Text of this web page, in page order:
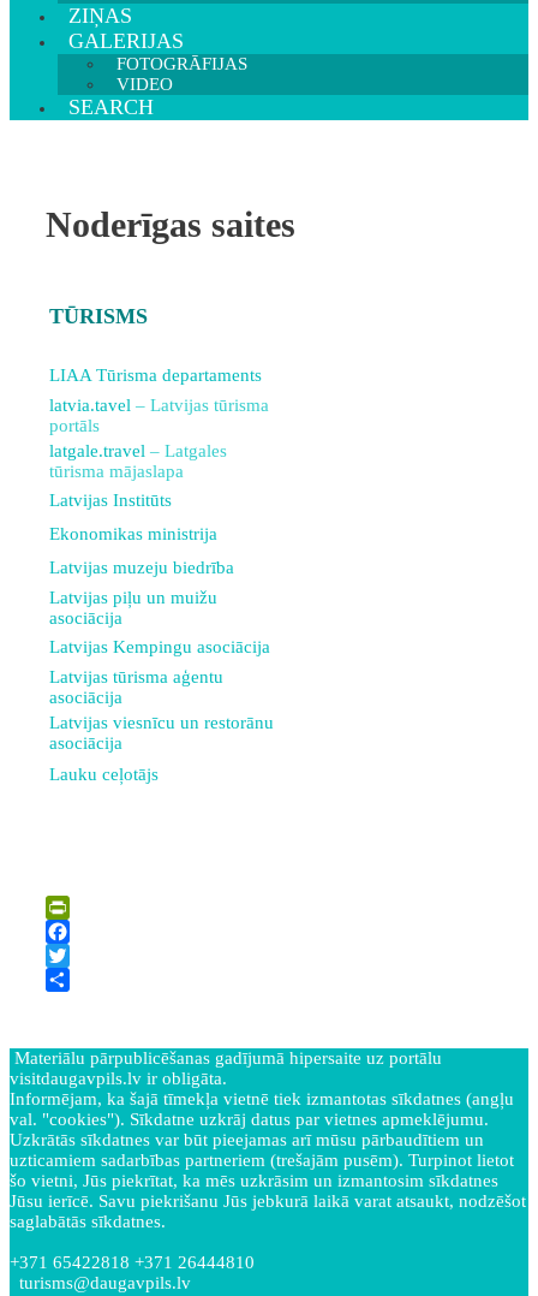
ZIŅAS
GALERIJAS
FOTOGRĀFIJAS
VIDEO
SEARCH
Noderīgas saites
TŪRISMS
LIAA Tūrisma departaments
latvia.tavel – Latvijas tūrisma
portāls
latgale.travel – Latgales
tūrisma mājaslapa
Latvijas Institūts
Ekonomikas ministrija
Latvijas muzeju biedrība
Latvijas piļu un muižu
asociācija
Latvijas Kempingu asociācija
Latvijas tūrisma aģentu
asociācija
Latvijas viesnīcu un restorānu
asociācija
Lauku ceļotājs
PrintFriendly
Facebook
Twitter
Materiālu pārpublicēšanas gadījumā hipersaite uz portālu
visitdaugavpils.lv ir obligāta.
Informējam, ka šajā tīmekļa vietnē tiek izmantotas sīkdatnes (angļu
val. "cookies"). Sīkdatne uzkrāj datus par vietnes apmeklējumu.
Uzkrātās sīkdatnes var būt pieejamas arī mūsu pārbaudītiem un
uzticamiem sadarbības partneriem (trešajām pusēm). Turpinot lietot
šo vietni, Jūs piekrītat, ka mēs uzkrāsim un izmantosim sīkdatnes
Jūsu ierīcē. Savu piekrišanu Jūs jebkurā laikā varat atsaukt, nodzēšot
saglabātās sīkdatnes.
+371 65422818 +371 26444810
turisms@daugavpils.lv